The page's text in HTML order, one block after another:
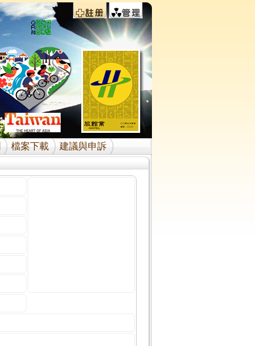
檔案下載
建議與申訴